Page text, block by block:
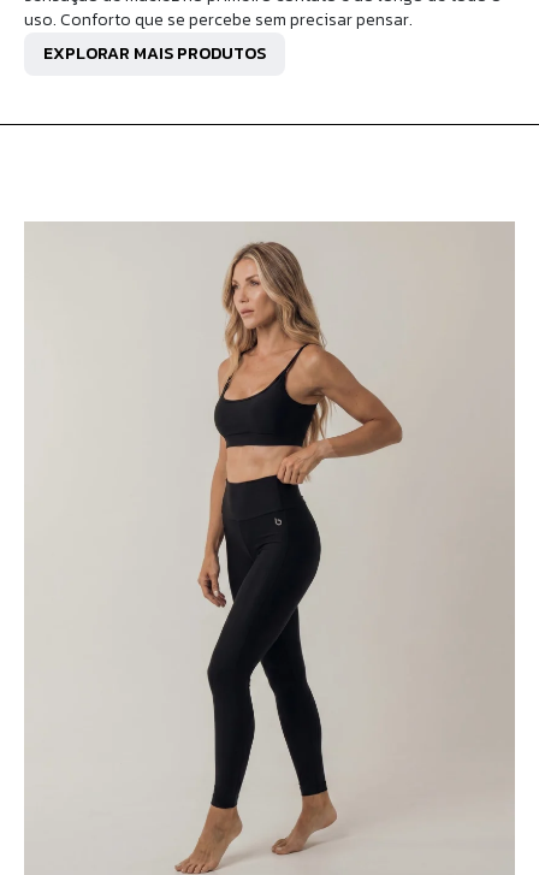
uso. Conforto que se percebe sem precisar pensar.
EXPLORAR MAIS PRODUTOS